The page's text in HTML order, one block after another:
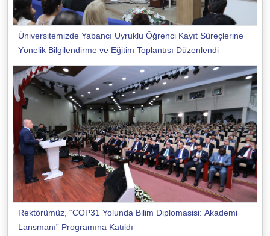
Üniversitemizde Yabancı Uyruklu Öğrenci Kayıt Süreçlerine
Yönelik Bilgilendirme ve Eğitim Toplantısı Düzenlendi
Rektörümüz, “COP31 Yolunda Bilim Diplomasisi: Akademi
Lansmanı” Programına Katıldı